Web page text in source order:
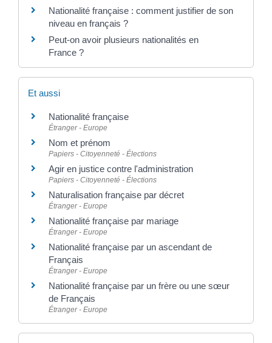
Nationalité française : comment justifier de son
niveau en français ?
Peut-on avoir plusieurs nationalités en
France ?
Et aussi
Nationalité française
Étranger - Europe
Nom et prénom
Papiers - Citoyenneté - Élections
Agir en justice contre l'administration
Papiers - Citoyenneté - Élections
Naturalisation française par décret
Étranger - Europe
Nationalité française par mariage
Étranger - Europe
Nationalité française par un ascendant de
Français
Étranger - Europe
Nationalité française par un frère ou une sœur
de Français
Étranger - Europe